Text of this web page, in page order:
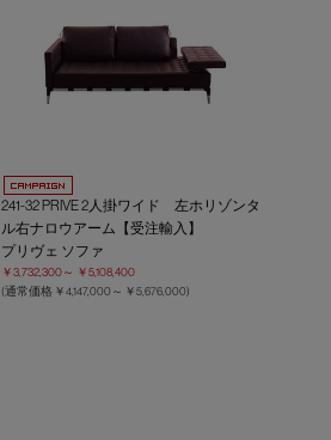
241-32 PRIVE 2人掛ワイド 左ホリゾンタ
ル右ナロウアーム【受注輸入】
プリヴェ ソファ
￥3,732,300～ ￥5,108,400
(通常価格 ￥4,147,000～ ￥5,676,000)